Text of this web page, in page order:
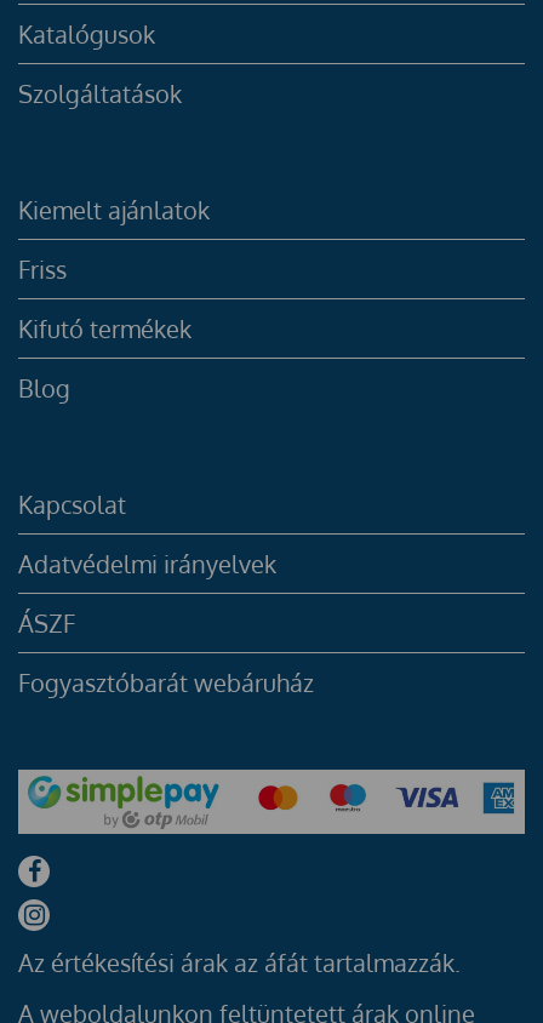
Katalógusok
Szolgáltatások
Kiemelt ajánlatok
Friss
Kifutó termékek
Blog
Kapcsolat
Adatvédelmi irányelvek
ÁSZF
Fogyasztóbarát webáruház
Az értékesítési árak az áfát tartalmazzák.
A weboldalunkon feltüntetett árak online